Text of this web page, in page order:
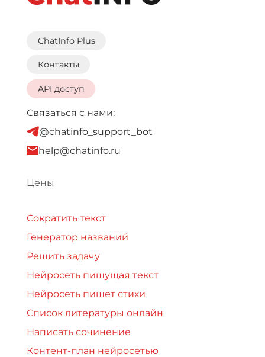
ChatInfo Plus
Контакты
API доступ
Связаться с нами:
@chatinfo_support_bot
help@chatinfo.ru
Цены
Сократить текст
Генератор названий
Решить задачу
Нейросеть пишущая текст
Нейросеть пишет стихи
Список литературы онлайн
Написать сочинение
Контент-план нейросетью